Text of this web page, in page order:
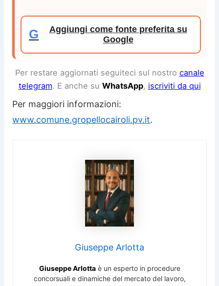
G
Aggiungi come fonte preferita su
Google
Per restare aggiornati seguiteci sul nostro canale
telegram. E anche su WhatsApp, iscriviti da qui
Per maggiori informazioni:
www.comune.gropellocairoli.pv.it.
Giuseppe Arlotta
Giuseppe Arlottaè un esperto in procedure
concorsuali e dinamiche del mercato del lavoro,